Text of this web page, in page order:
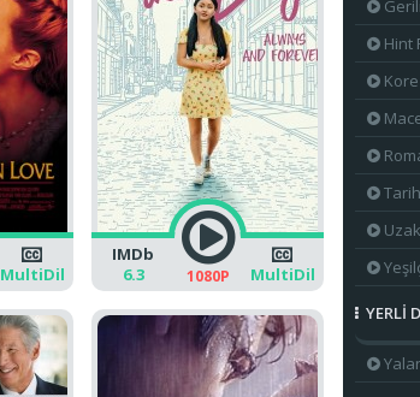
MultiDil
IMDb
6.3
1080P MultiDil
Hint
Tarih
YERLİ